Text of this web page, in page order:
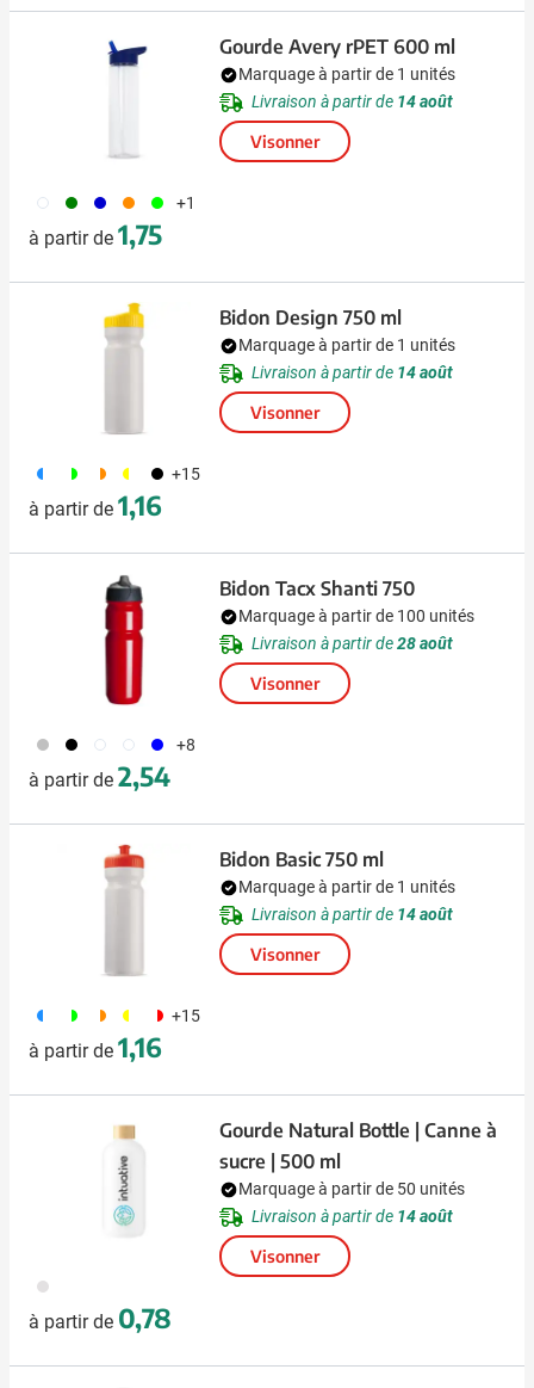
002 004 005 007 029 +1
à partir de 1,75
Gourde Avery rPET 600 ml
Marquage à partir de 1 unités
Livraison à partir de 14 août
Visonner
190 191 192 241 001 +15
à partir de 1,16
Bidon Design 750 ml
Marquage à partir de 1 unités
Livraison à partir de 14 août
Visonner
032 001 002 970 005 +8
à partir de 2,54
Bidon Tacx Shanti 750
Marquage à partir de 100 unités
Livraison à partir de28 août
Visonner
190 191 192 241 188 +15
à partir de 1,16
Bidon Basic 750 ml
Marquage à partir de 1 unités
Livraison à partir de 14 août
Visonner
501
à partir de 0,78
Gourde Natural Bottle | Canne à
sucre | 500 ml
Marquage à partir de 50 unités
Livraison à partir de 14 août
Visonner